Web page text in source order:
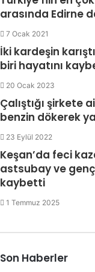
arasında Edirne
7 Ocak 2021
İki kardeşin
biri hayatını
20 Ocak 2023
Çalıştığı şirkete
benzin dökerek
23 Eylül 2022
Keşan’da feci
astsubay ve
kaybetti
1 Temmuz 2025
Son Haberler